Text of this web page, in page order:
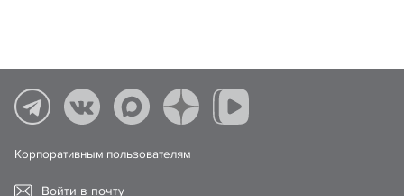
Корпоративным пользователям
Войти в почту